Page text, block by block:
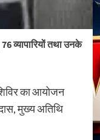
व्यापारियों तथा उनके
का आयोजन
मुख्य अतिथि